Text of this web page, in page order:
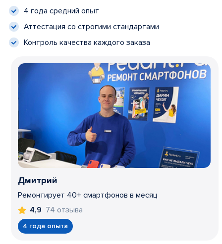
4 года средний опыт
Аттестация со строгими стандартами
Контроль качества каждого заказа
Дмитрий
Ремонтирует 40+ смартфонов в месяц
4,9 74 отзыва
4 года опыта